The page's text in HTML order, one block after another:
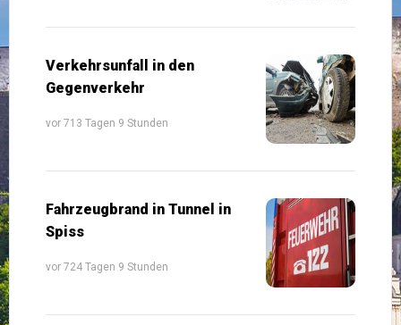
Verkehrsunfall in den
Gegenverkehr
vor 713 Tagen 9 Stunden
Fahrzeugbrand in Tunnel in
Spiss
vor 724 Tagen 9 Stunden